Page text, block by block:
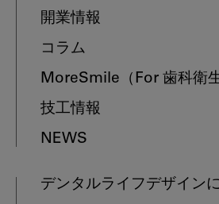
開業情報
コラム
MoreSmile （For 歯科衛
技工情報
NEWS
デンタルライフデザイン